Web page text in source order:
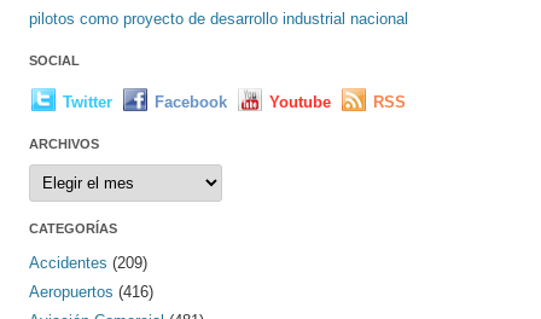
pilotos como proyecto de desarrollo industrial nacional
SOCIAL
Twitter Facebook Youtube RSS
ARCHIVOS
Archivos
CATEGORÍAS
Accidentes (209)
Aeropuertos (416)